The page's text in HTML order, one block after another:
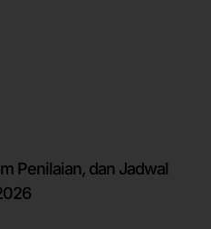
Penilaian, dan Jadwal